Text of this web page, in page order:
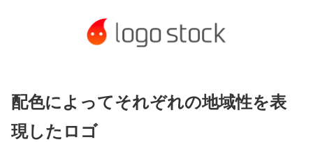
配色によってそれぞれの地域性を表
現したロゴ